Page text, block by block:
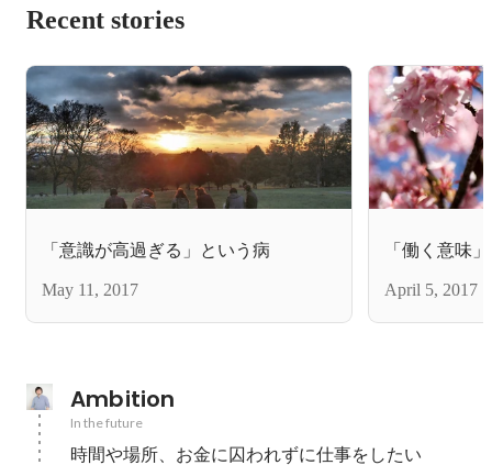
Recent stories
「意識が高過ぎる」という病
May 11, 2017
「働く意味」
April 5, 2017
Ambition
In the future
時間や場所、お金に囚われずに仕事をしたい